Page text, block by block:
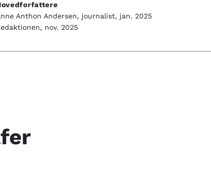
Anthon Andersen, journalist, jan. 2025
nov. 2025